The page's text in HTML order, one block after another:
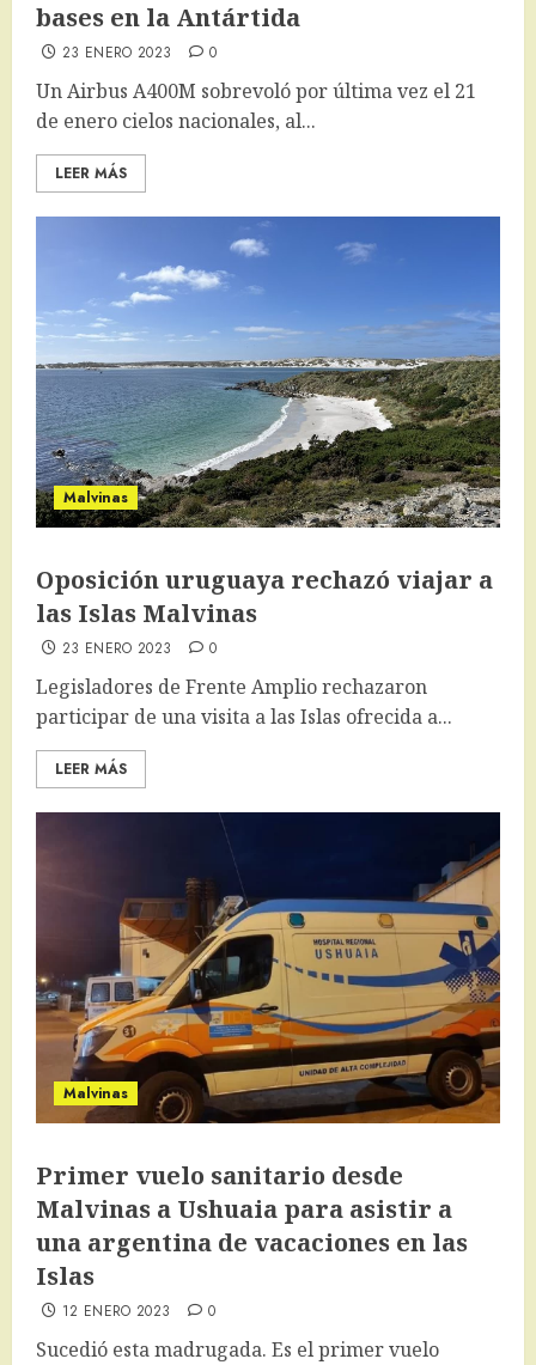
bases en la Antártida
23 ENERO 2023 0
Un Airbus A400M sobrevoló por última vez el 21
de enero cielos nacionales, al...
LEER MÁS
Malvinas
Oposición uruguaya rechazó viajar a
las Islas Malvinas
23 ENERO 2023 0
Legisladores de Frente Amplio rechazaron
participar de una visita a las Islas ofrecida a...
LEER MÁS
Malvinas
Primer vuelo sanitario desde
Malvinas a Ushuaia para asistir a
una argentina de vacaciones en las
Islas
12 ENERO 2023 0
Sucedió esta madrugada. Es el primer vuelo